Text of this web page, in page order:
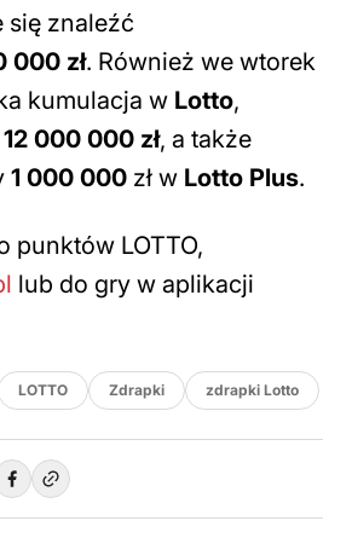
się znaleźć
000 zł. Również we wtorek
kumulacja w Lotto,
12 000 000 zł, a także
1 000 000 zł w Lotto Plus.
punktów LOTTO,
lub do gry w aplikacji
LOTTO Zdrapki zdrapki Lotto